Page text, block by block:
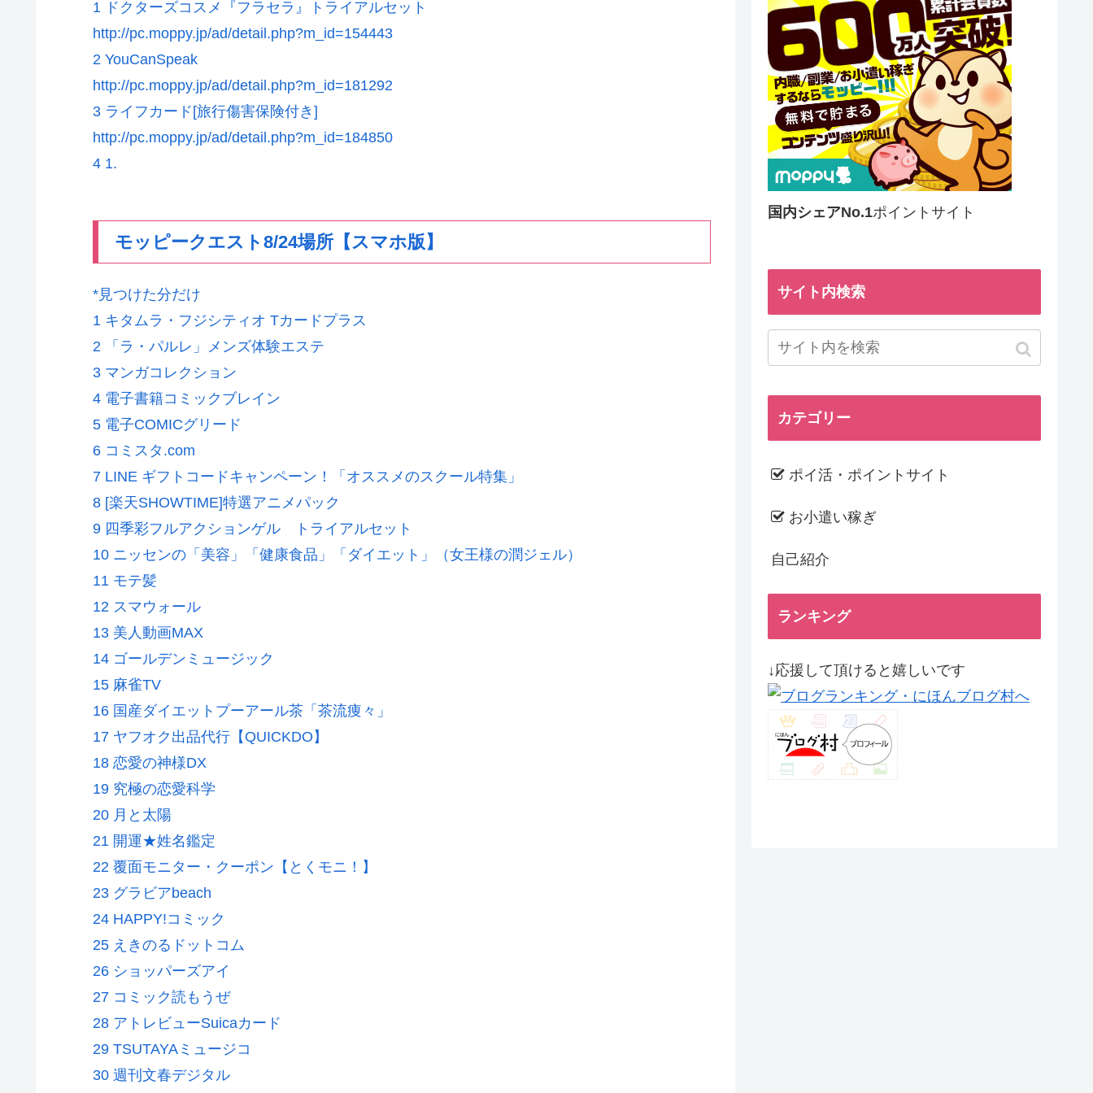
1 ドクターズコスメ『フラセラ』トライアルセット
http://pc.moppy.jp/ad/detail.php?m_id=154443
2 YouCanSpeak
http://pc.moppy.jp/ad/detail.php?m_id=181292
3 ライフカード[旅行傷害保険付き]
http://pc.moppy.jp/ad/detail.php?m_id=184850
4 1.
モッピークエスト8/24場所【スマホ版】
*見つけた分だけ
1 キタムラ・フジシティオ Tカードプラス
2 「ラ・パルレ」メンズ体験エステ
3 マンガコレクション
4 電子書籍コミックブレイン
5 電子COMICグリード
6 コミスタ.com
7 LINE ギフトコードキャンペーン！「オススメのスクール特集」
8 [楽天SHOWTIME]特選アニメパック
9 四季彩フルアクションゲル トライアルセット
10 ニッセンの「美容」「健康食品」「ダイエット」（女王様の潤ジェル）
11 モテ髪
12 スマウォール
13 美人動画MAX
14 ゴールデンミュージック
15 麻雀TV
16 国産ダイエットプーアール茶「茶流痩々」
17 ヤフオク出品代行【QUICKDO】
18 恋愛の神様DX
19 究極の恋愛科学
20 月と太陽
21 開運★姓名鑑定
22 覆面モニター・クーポン【とくモニ！】
23 グラビアbeach
24 HAPPY!コミック
25 えきのるドットコム
26 ショッパーズアイ
27 コミック読もうぜ
28 アトレビューSuicaカード
29 TSUTAYAミュージコ
30 週刊文春デジタル
国内シェアNo.1ポイントサイト
サイト内検索
カテゴリー
ポイ活・ポイントサイト
お小遣い稼ぎ
自己紹介
ランキング
↓応援して頂けると嬉しいです